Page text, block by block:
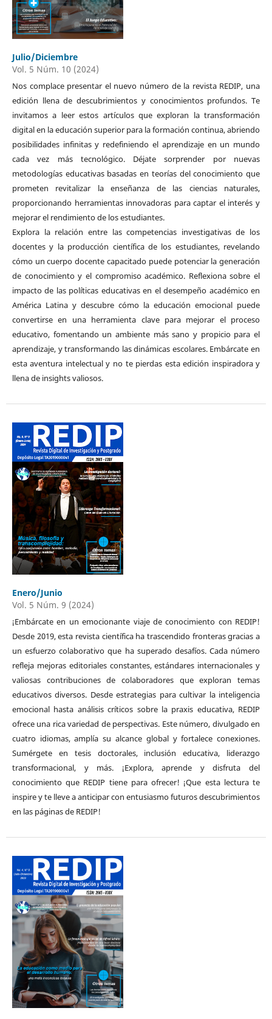
Julio/Diciembre
Vol. 5 Núm. 10 (2024)
Nos complace presentar el nuevo número de la revista REDIP, una
edición llena de descubrimientos y conocimientos profundos. Te
invitamos a leer estos artículos que exploran la transformación
digital en la educación superior para la formación continua, abriendo
posibilidades infinitas y redefiniendo el aprendizaje en un mundo
cada vez más tecnológico. Déjate sorprender por nuevas
metodologías educativas basadas en teorías del conocimiento que
prometen revitalizar la enseñanza de las ciencias naturales,
proporcionando herramientas innovadoras para captar el interés y
mejorar el rendimiento de los estudiantes.
Explora la relación entre las competencias investigativas de los
docentes y la producción científica de los estudiantes, revelando
cómo un cuerpo docente capacitado puede potenciar la generación
de conocimiento y el compromiso académico. Reflexiona sobre el
impacto de las políticas educativas en el desempeño académico en
América Latina y descubre cómo la educación emocional puede
convertirse en una herramienta clave para mejorar el proceso
educativo, fomentando un ambiente más sano y propicio para el
aprendizaje, y transformando las dinámicas escolares. Embárcate en
esta aventura intelectual y no te pierdas esta edición inspiradora y
llena de insights valiosos.
Enero/Junio
Vol. 5 Núm. 9 (2024)
¡Embárcate en un emocionante viaje de conocimiento con REDIP!
Desde 2019, esta revista científica ha trascendido fronteras gracias a
un esfuerzo colaborativo que ha superado desafíos. Cada número
refleja mejoras editoriales constantes, estándares internacionales y
valiosas contribuciones de colaboradores que exploran temas
educativos diversos. Desde estrategias para cultivar la inteligencia
emocional hasta análisis críticos sobre la praxis educativa, REDIP
ofrece una rica variedad de perspectivas. Este número, divulgado en
cuatro idiomas, amplía su alcance global y fortalece conexiones.
Sumérgete en tesis doctorales, inclusión educativa, liderazgo
transformacional, y más. ¡Explora, aprende y disfruta del
conocimiento que REDIP tiene para ofrecer! ¡Que esta lectura te
inspire y te lleve a anticipar con entusiasmo futuros descubrimientos
en las páginas de REDIP!